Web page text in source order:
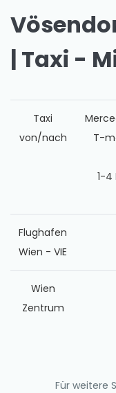
| Taxi -
Taxi
von/nach
T-
1-4
Flughafen
Wien - VIE
Wien
Zentrum
Für weitere